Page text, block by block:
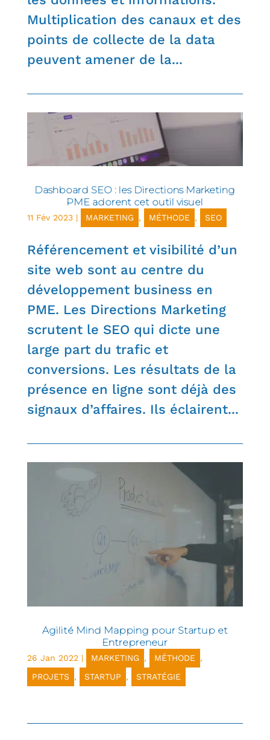
Multiplication des canaux et des
points de collecte de la data
peuvent amener de la...
Dashboard SEO : les Directions Marketing
PME adorent cet outil visuel
11 Fév 2023| MARKETING , MÉTHODE , SEO
Référencement et visibilité d’un
site web sont au centre du
développement business en
PME. Les Directions Marketing
scrutent le SEO qui dicte une
large part du trafic et
conversions. Les résultats de la
présence en ligne sont déjà des
signaux d’affaires. Ils éclairent...
Agilité Mind Mapping pour Startup et
Entrepreneur
26 Jan 2022| MARKETING , MÉTHODE ,
PROJETS , STARTUP , STRATÉGIE